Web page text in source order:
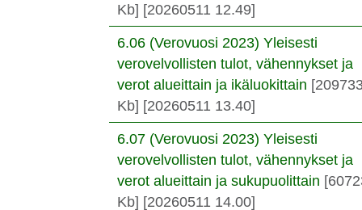
Kb] [20260511 12.49]
6.06 (Verovuosi 2023) Yleisesti
verovelvollisten tulot, vähennykset ja
verot alueittain ja ikäluokittain
Kb] [20260511 13.40]
6.07 (Verovuosi 2023) Yleisesti
verovelvollisten tulot, vähennykset ja
verot alueittain ja sukupuolittain
Kb] [20260511 14.00]